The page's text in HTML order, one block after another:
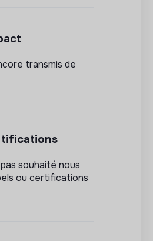
transmis de
souhaité nous
ou certifications